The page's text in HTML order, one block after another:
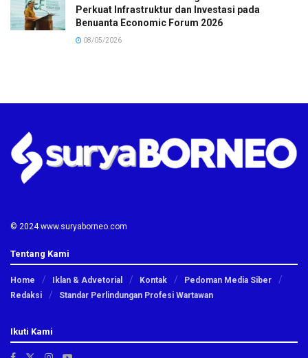
Perkuat Infrastruktur dan Investasi pada
Benuanta Economic Forum 2026
08/05/2026
© 2024 www.suryaborneo.com
Tentang Kami
Home Iklan & Advetorial Kontak
Pedoman Media Siber
Redaksi
Standar Perlindungan Profesi Wartawan
Ikuti Kami